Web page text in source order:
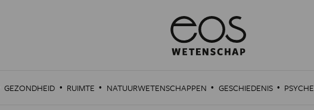
GEZONDHEID · RUIMTE · NATUURWETENSCHAPPEN · GESCHIEDENIS ·